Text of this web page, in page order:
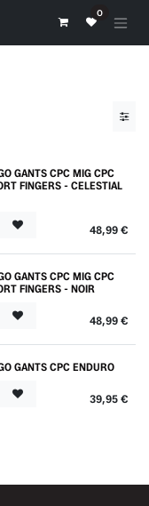
0
!GANTS CPC MIG CPC
FINGERS - CELESTIAL
48,99€
!GANTS CPC MIG CPC
FINGERS - NOIR
48,99€
GANTS CPC ENDURO
39,95€